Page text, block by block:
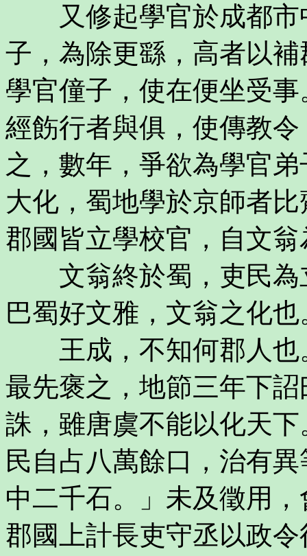
又修起學官於成都市
子，為除更繇，高者以
學官僮子，使在便坐受
經飭行者與俱，使傳教
之，數年，爭欲為學官
大化，蜀地學於京師者
郡國皆立學校官，自文
文翁終於蜀，吏民為
巴蜀好文雅，文翁之化也
王成，不知何郡人也
最先褒之，地節三年下
誅，雖唐虞不能以化天
民自占八萬餘口，治有
中二千石。」未及徵用
郡國上計長吏守丞以政